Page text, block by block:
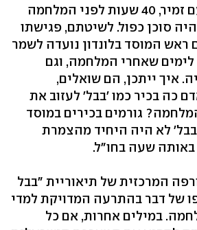
הפגישה של 'בבל' עם זמיר, 40 שעות לפני המלחמה
סוכן כפול. לשיטתם, פגישתו
ראש המוסד בלונדון נועדה לשמר
שאחרי המלחמה, וגם
איך ייתכן, הם שואלים,
כה בכיר כמו 'בבל' לעזוב את
גורמים בכירים במוסד
לא היה היחיד מהצמרת
שעה בחו"ל.
המרכזית של תיאוריית "בבל
של דבר בהתרעה המדויקת למדי
במילים אחרות, אם כל